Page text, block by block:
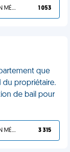
TU L'AS BIEN MÉRITÉ 1 053
que
du propriétaire.
de bail pour
TU L'AS BIEN MÉRITÉ 3 315